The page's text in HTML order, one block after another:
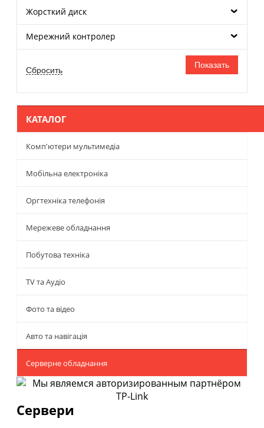
Жорсткий диск
Мережний контролер
КАТАЛОГ
Комп'ютери мультимедіа
Мобільна електроніка
Оргтехніка телефонія
Мережеве обладнання
Побутова техніка
TV та Аудіо
Фото та відео
Авто та навігація
Серверне обладнання
Сервери